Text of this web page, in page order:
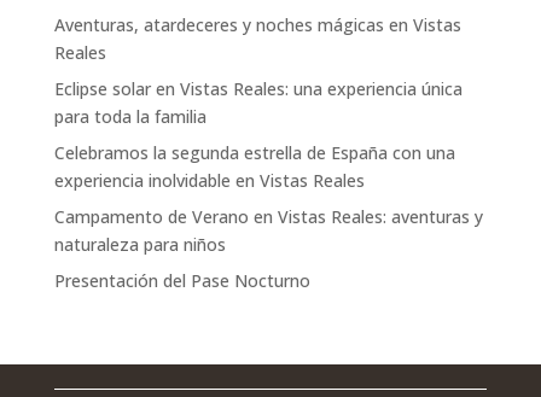
Aventuras, atardeceres y noches mágicas en Vistas
Reales
Eclipse solar en Vistas Reales: una experiencia única
para toda la familia
Celebramos la segunda estrella de España con una
experiencia inolvidable en Vistas Reales
Campamento de Verano en Vistas Reales: aventuras y
naturaleza para niños
Presentación del Pase Nocturno